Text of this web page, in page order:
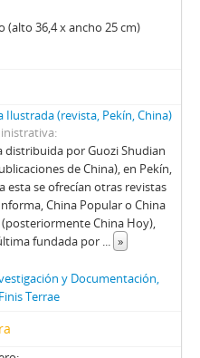
(alto 36,4 x ancho 25 cm)
Ilustrada (revista, Pekín, China)
distribuida por Guozi Shudian
de China), en Pekín,
esta se ofrecían otras revistas
China Popular o China
China Hoy),
fundada por ... »
y Documentación,
Terrae